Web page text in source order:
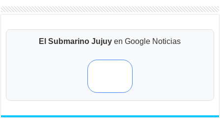
El Submarino Jujuy en Google Noticias